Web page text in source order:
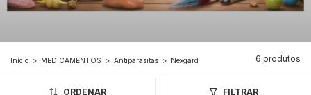
Início > MEDICAMENTOS > Antiparasitas > Nexgard 6 produtos
ORDENAR FILTRAR